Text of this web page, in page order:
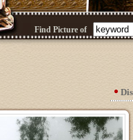
Find Picture of